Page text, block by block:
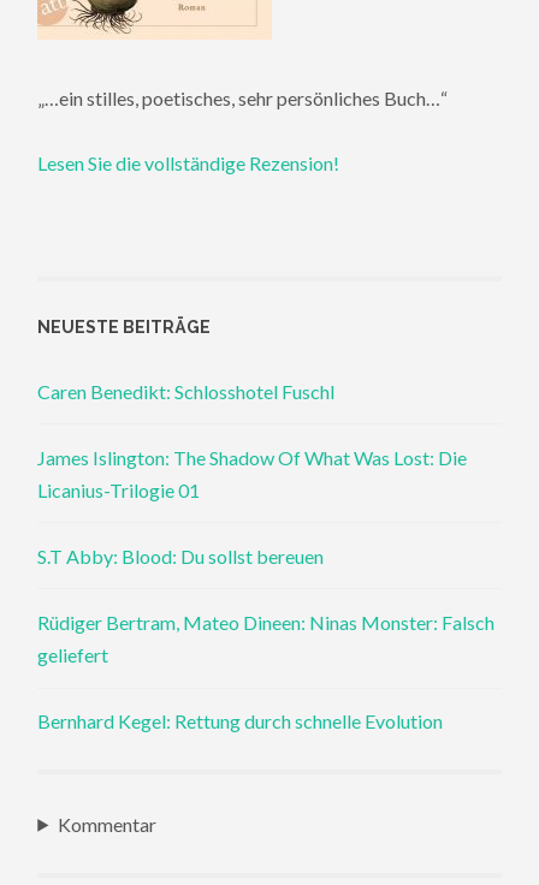
„…ein stilles, poetisches, sehr persönliches Buch…“
Lesen Sie die vollständige Rezension!
NEUESTE BEITRÄGE
Caren Benedikt: Schlosshotel Fuschl
James Islington: The Shadow Of What Was Lost: Die
Licanius-Trilogie 01
S.T Abby: Blood: Du sollst bereuen
Rüdiger Bertram, Mateo Dineen: Ninas Monster: Falsch
geliefert
Bernhard Kegel: Rettung durch schnelle Evolution
Kommentar